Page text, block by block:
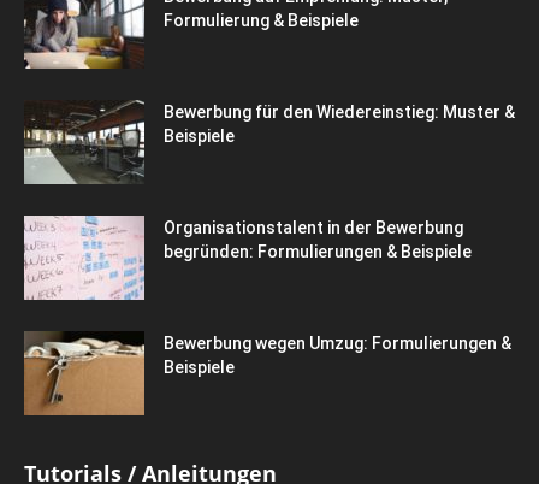
Formulierung & Beispiele
Bewerbung für den Wiedereinstieg: Muster &
Beispiele
Organisationstalent in der Bewerbung
begründen: Formulierungen & Beispiele
Bewerbung wegen Umzug: Formulierungen &
Beispiele
Tutorials / Anleitungen